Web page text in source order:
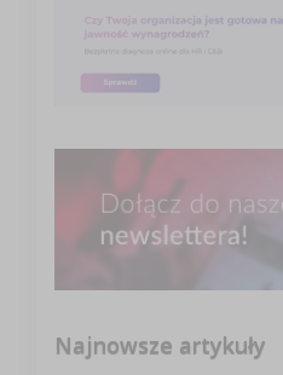
Najnowsze artykuły